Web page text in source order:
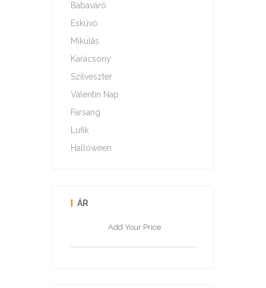
Babaváró
Esküvő
Mikulás
Karácsony
Szilveszter
Valentin Nap
Farsang
Lufik
Halloween
ÁR